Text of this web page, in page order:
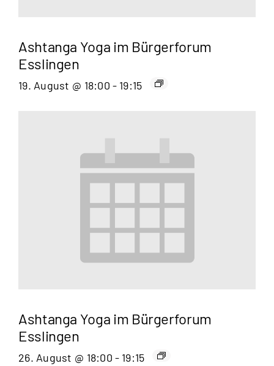
Ashtanga Yoga im Bürgerforum
Esslingen
19. August @ 18:00 - 19:15
Ashtanga Yoga im Bürgerforum
Esslingen
26. August @ 18:00 - 19:15